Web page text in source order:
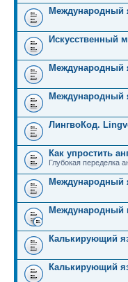
Международный
Искусственный
Международный
Международный
ЛингвоКод.
Как упростить
Глубокая переделка
Международный
Международный
Калькирующий
Калькирующий